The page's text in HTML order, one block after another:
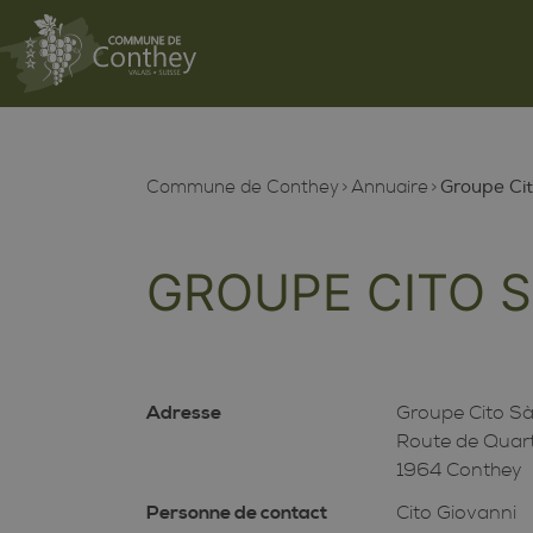
Commune de Conthey Annuaire Groupe
GROUPE CITO
Adresse
Groupe Cito
Route de
1964 Conthey
Personne de contact
Cito Giovanni